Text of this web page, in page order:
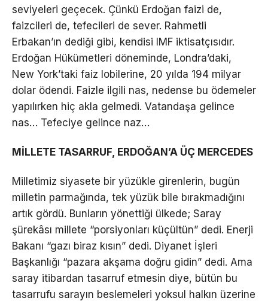
seviyeleri geçecek. Çünkü Erdoğan faizi de,
faizcileri de, tefecileri de sever. Rahmetli
Erbakan’ın dediği gibi, kendisi IMF iktisatçısıdır.
Erdoğan Hükümetleri döneminde, Londra’daki,
New York’taki faiz lobilerine, 20 yılda 194 milyar
dolar ödendi. Faizle ilgili nas, nedense bu ödemeler
yapılırken hiç akla gelmedi. Vatandaşa gelince
nas… Tefeciye gelince naz…
MİLLETE TASARRUF, ERDOĞAN’A ÜÇ MERCEDES
Milletimiz siyasete bir yüzükle girenlerin, bugün
milletin parmağında, tek yüzük bile bırakmadığını
artık gördü. Bunların yönettiği ülkede; Saray
şürekâsı millete “porsiyonları küçültün” dedi. Enerji
Bakanı “gazı biraz kısın” dedi. Diyanet İşleri
Başkanlığı “pazara akşama doğru gidin” dedi. Ama
saray itibardan tasarruf etmesin diye, bütün bu
tasarrufu sarayın beslemeleri yoksul halkın üzerine